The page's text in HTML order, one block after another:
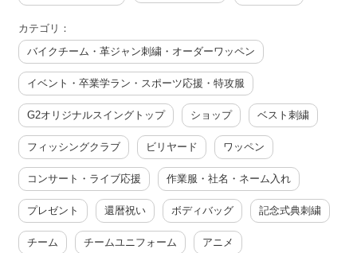
カテゴリ：
バイクチーム・革ジャン刺繍・オーダーワッペン
イベント・卒業学ラン・スポーツ応援・特攻服
G2オリジナルスイングトップ ショップ ベスト刺繍
フィッシングクラブ ビリヤード ワッペン
コンサート・ライブ応援 作業服・社名・ネーム入れ
プレゼント 還暦祝い ボディバッグ 記念式典刺繍
チーム チームユニフォーム アニメ